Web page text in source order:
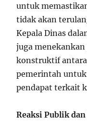
untuk
tidak akan
Kepala Dinas
juga
konstruktif antara
pemerintah untuk
pendapat terkait
Reaksi Publik